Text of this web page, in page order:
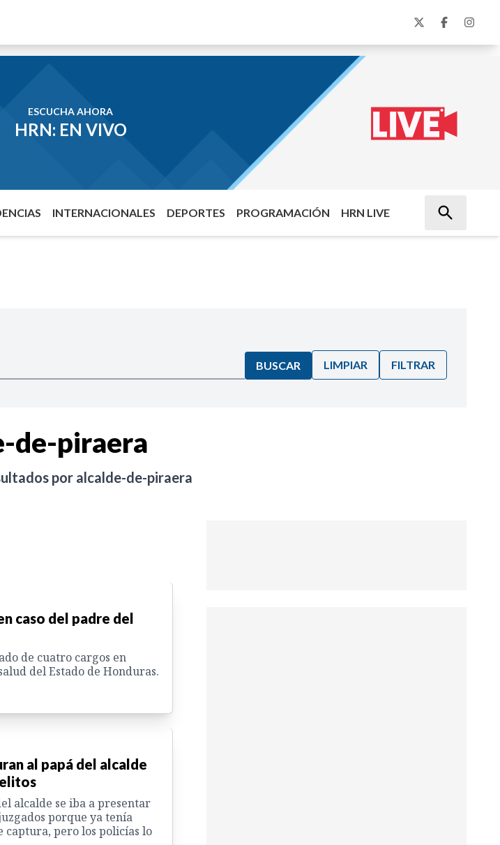
ESCUCHA AHORA
HRN: EN VIVO
INTERNACIONALES DEPORTES PROGRAMACIÓN HRN LIVE
BUSCAR LIMPIAR FILTRAR
de-piraera
por alcalde-de-piraera
caso del padre del
de cuatro cargos en
del Estado de Honduras.
al papá del alcalde
alcalde se iba a presentar
porque ya tenía
captura, pero los policías lo